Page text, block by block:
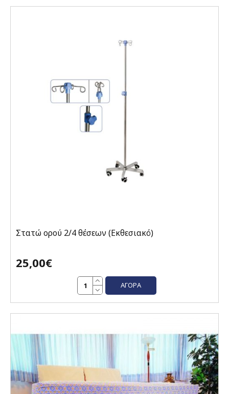
Στατώ ορού 2/4 θέσεων (Εκθεσιακό)
25,00€
ΑΓΟΡΆ